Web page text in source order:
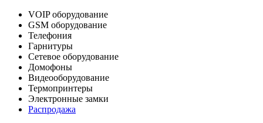
VOIP оборудование
GSM оборудование
Телефония
Гарнитуры
Сетевое оборудование
Домофоны
Видеооборудование
Термопринтеры
Электронные замки
Распродажа